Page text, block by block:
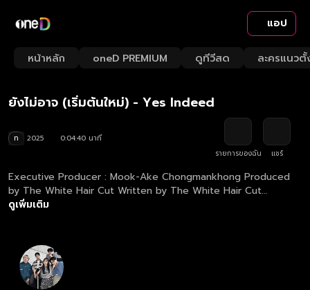
แอป
หน้าหลัก oneD PREMIUM ดูทีวีสด ละครแนวตั้
Play
Video
Loaded:
1x
Rate
ยังไม่อาจ (เริ่มต้นใหม่) - Yes Indeed
ท 2025
0:04:40 นาที
รายการของฉัน
แชร์
Executive Producer : Mook-Ake Chongmankhong Produced
by The White Hair Cut Written by The White Hair Cut
Arranged by The White Hair Cut
ดูเพิ่มเติม